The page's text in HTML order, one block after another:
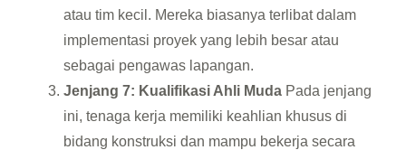
atau tim kecil. Mereka biasanya terlibat dalam
implementasi proyek yang lebih besar atau
sebagai pengawas lapangan.
Jenjang 7: Kualifikasi Ahli Muda Pada jenjang
ini, tenaga kerja memiliki keahlian khusus di
bidang konstruksi dan mampu bekerja secara